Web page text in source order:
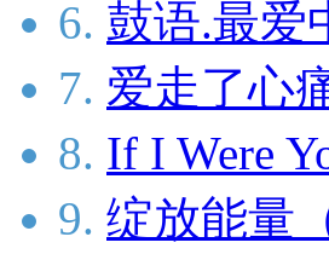
6. 鼓语.最爱
7. 爱走了心
8. If I Were
9. 绽放能量